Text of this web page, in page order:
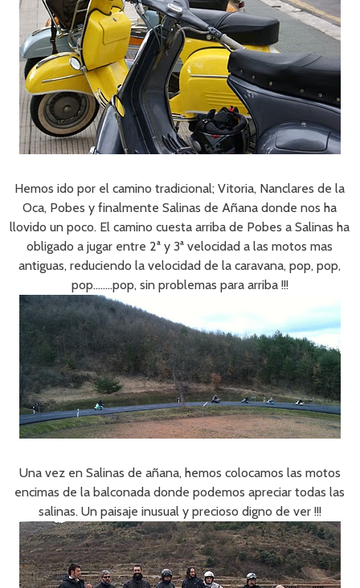
Hemos ido por el camino tradicional; Vitoria, Nanclares de la
Oca, Pobes y finalmente Salinas de Añana donde nos ha
llovido un poco. El camino cuesta arriba de Pobes a Salinas ha
obligado a jugar entre 2ª y 3ª velocidad a las motos mas
antiguas, reduciendo la velocidad de la caravana, pop, pop,
pop……..pop, sin problemas para arriba !!!
Una vez en Salinas de añana, hemos colocamos las motos
encimas de la balconada donde podemos apreciar todas las
salinas. Un paisaje inusual y precioso digno de ver !!!